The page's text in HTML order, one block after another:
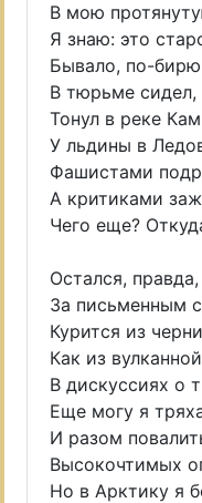
В мою
Я знаю: это
Бывало, по-
В тюрьме сидел,
Тонул в реке
У льдины в
Фашистами
А критиками
Чего еще?
Остался,
За письменным
Курится из
Как из
В дискуссиях о
Еще могу я
И разом
Высокочтимых
Но в Арктику я